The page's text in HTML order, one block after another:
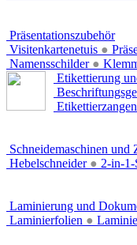
Präsentationszubehör
Visitenkartenetuis ●
Namensschilder ●
Etikettierung
Etikettierzangen
Schneidemaschinen und
Hebelschneider ● 2-in-1-
Laminierung und
Laminierfolien ●